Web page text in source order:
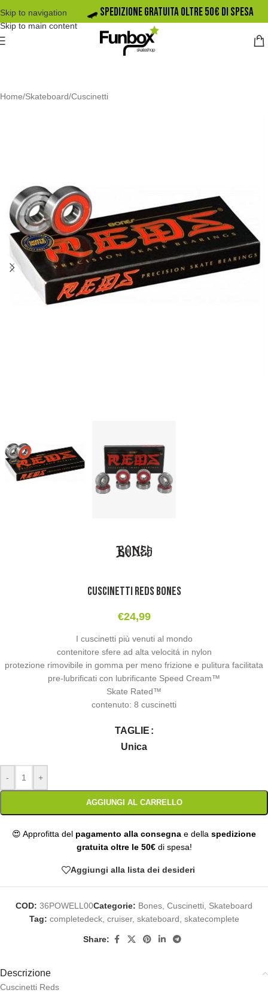
Skip to navigation
Skip to main content
🛹️ SPEDIZIONE GRATUITA OLTRE 50€ DI SPESA
Home/Skateboard/Cuscinetti
Cuscinetti Reds Bones
€24,99
I cuscinetti più venuti al mondo
contenitore sfere ad alta velocitá in nylon
protezione rimovibile in gomma per meno frizione e pulitura facilitata
pre-lubrificati con lubrificante Speed Cream™
Skate Rated™
contenuto: 8 cuscinetti
TAGLIE
Unica
- +
AGGIUNGI AL CARRELLO
😍 Approfitta del pagamento alla consegna e della spedizione
gratuita oltre le 50€di spesa!
Aggiungi alla lista dei desideri
COD: 36POWELL00Categorie: Bones Cuscinetti Skateboard
Tag: completedeck, cruiser, skateboard skatecomplete
Share:
Descrizione
Cuscinetti Reds